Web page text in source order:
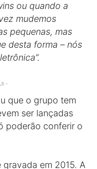
ou quando a
mudemos
pequenas, mas
desta forma – nós
-
que o grupo tem
ser lançadas
poderão conferir o
gravada em 2015. A